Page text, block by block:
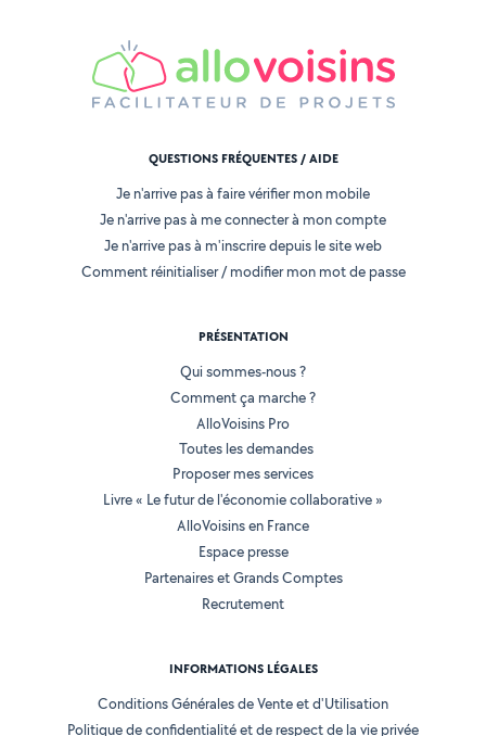
QUESTIONS FRÉQUENTES / AIDE
Je n'arrive pas à faire vérifier mon mobile
Je n'arrive pas à me connecter à mon compte
Je n'arrive pas à m'inscrire depuis le site web
Comment réinitialiser / modifier mon mot de passe
PRÉSENTATION
Qui sommes-nous ?
Comment ça marche ?
AlloVoisins Pro
Toutes les demandes
Proposer mes services
Livre « Le futur de l'économie collaborative »
AlloVoisins en France
Espace presse
Partenaires et Grands Comptes
Recrutement
INFORMATIONS LÉGALES
Conditions Générales de Vente et d'Utilisation
Politique de confidentialité et de respect de la vie privée